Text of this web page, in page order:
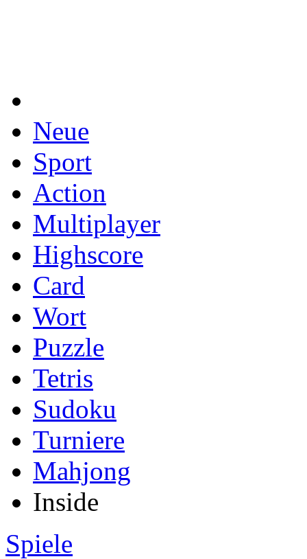
Neue
Sport
Action
Multiplayer
Highscore
Card
Wort
Puzzle
Tetris
Sudoku
Turniere
Mahjong
Inside
Spiele